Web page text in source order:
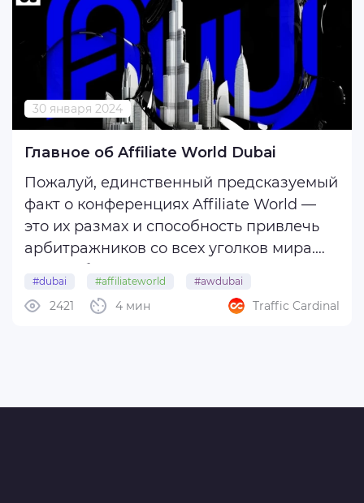
30 января 2024
Главное об Affiliate World Dubai
Пожалуй, единственный предсказуемый
факт о конференциях Affiliate World —
это их размах и способность привлечь
арбитражников со всех уголков мира.
инновационные решения, которые в
#dubai #affiliateworld #awdubai
#affiliateworlddubai4 мин
2421 Traffic Cardinal